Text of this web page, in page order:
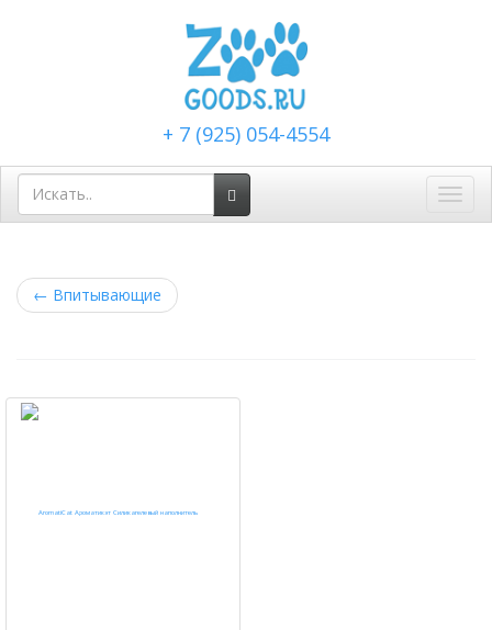
+ 7 (925) 054-4554
← Впитывающие